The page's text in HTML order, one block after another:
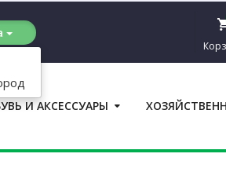
И АКСЕССУАРЫ